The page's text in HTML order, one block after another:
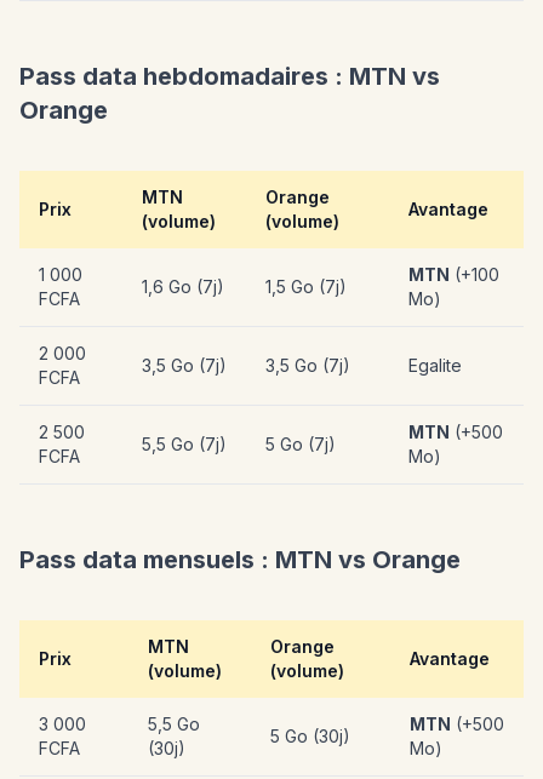
Pass data hebdomadaires : MTN vs
Orange
Prix
MTN
(volume)
Orange
(volume)
Avantage
1 000
FCFA
1,6 Go (7j) 1,5 Go (7j)
MTN (+100
Mo)
2 000
FCFA
3,5 Go (7j) 3,5 Go (7j) Egalite
2 500
FCFA
5,5 Go (7j) 5 Go (7j)
MTN (+500
Mo)
Pass data mensuels : MTN vs Orange
Prix
MTN
(volume)
Orange
(volume)
Avantage
3 000
FCFA
5,5 Go
(30j)
5 Go (30j)
MTN (+500
Mo)